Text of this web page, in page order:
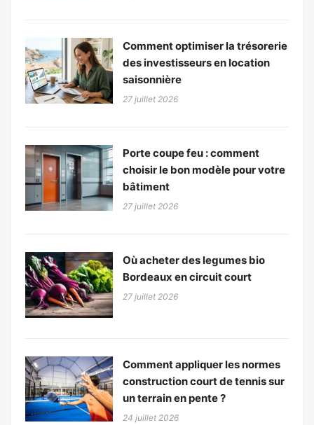
Comment optimiser la trésorerie
des investisseurs en location
saisonnière
27 juillet 2026
Porte coupe feu : comment
choisir le bon modèle pour votre
bâtiment
27 juillet 2026
Où acheter des legumes bio
Bordeaux en circuit court
27 juillet 2026
Comment appliquer les normes
construction court de tennis sur
un terrain en pente ?
24 juillet 2026